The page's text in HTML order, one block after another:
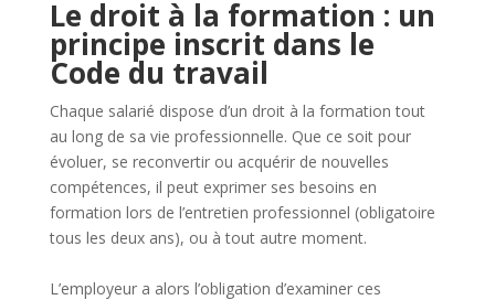
Le droit à la formation : un
principe inscrit dans le
Code du travail
Chaque salarié dispose d’un droit à la formation tout
au long de sa vie professionnelle. Que ce soit pour
évoluer, se reconvertir ou acquérir de nouvelles
compétences, il peut exprimer ses besoins en
formation lors de l’entretien professionnel (obligatoire
tous les deux ans), ou à tout autre moment.
L’employeur a alors l’obligation d’examiner ces